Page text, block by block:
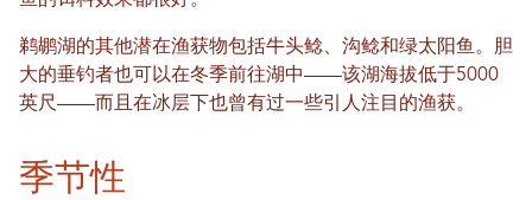
鹈鹕湖的其他潜在渔获物包括牛头鲶、沟鲶和绿太阳鱼。胆
大的垂钓者也可以在冬季前往湖中——该湖海拔低于5000
英尺——而且在冰层下也曾有过一些引人注目的渔获。
季节性